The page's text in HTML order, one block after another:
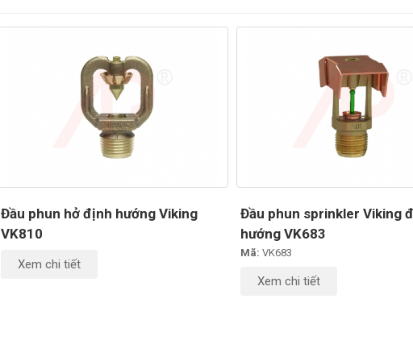
Đầu phun hở định hướng Viking
VK810
Xem chi tiết
Đầu phun sprinkler Viking
hướng VK683
Mã: VK683
Xem chi tiết